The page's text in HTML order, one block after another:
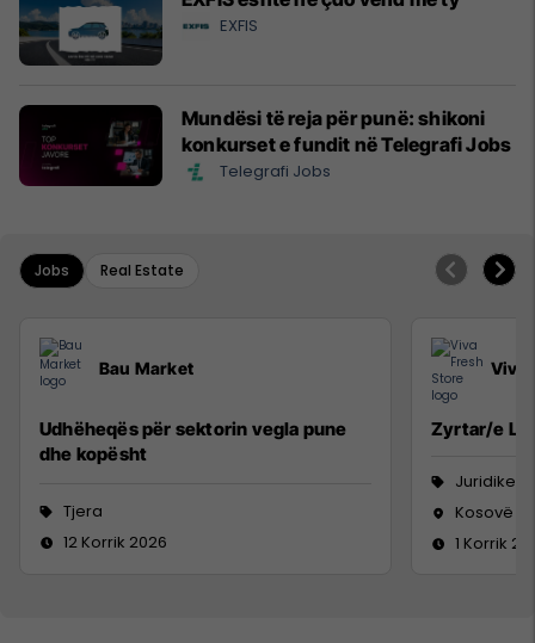
EXFIS
Mundësi të reja për punë: shikoni
konkurset e fundit në Telegrafi Jobs
Telegrafi Jobs
Jobs Real Estate
Bau Market
Udhëheqës për sektorin vegla pune
dhe kopësht
Tjera
12 Korrik 2026
Viva
Zyrtar/e
Juridike
Kosovë
1 Korrik